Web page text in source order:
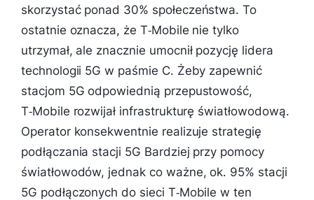
skorzystać ponad 30% społeczeństwa. To
ostatnie oznacza, że T‑Mobile nie tylko
utrzymał, ale znacznie umocnił pozycję lidera
technologii 5G w paśmie C. Żeby zapewnić
stacjom 5G odpowiednią przepustowość,
T‑Mobile rozwijał infrastrukturę światłowodową.
Operator konsekwentnie realizuje strategię
podłączania stacji 5G Bardziej przy pomocy
światłowodów, jednak co ważne, ok. 95% stacji
5G podłączonych do sieci T‑Mobile w ten